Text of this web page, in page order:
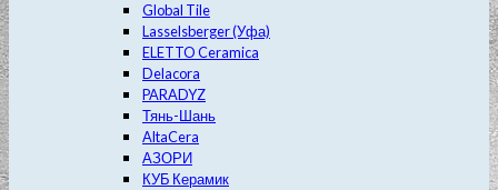
Global Tile
Lasselsberger (Уфа)
ELETTO Ceramica
Delacora
PARADYZ
Тянь-Шань
AltaCera
АЗОРИ
КУБ Керамик